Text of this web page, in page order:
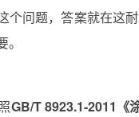
个问题，答案就在这
GB/T 8923.1-2011《